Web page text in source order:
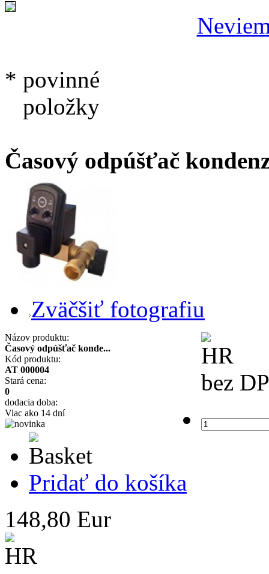
* povinné
položky
Časový odpúšťač
Zväčšiť fotografiu
Názov produktu:
Časový odpúšťač konde...
Kód produktu:
AT 000004
Stará cena:
0
dodacia doba:
Viac ako 14 dní
bez
Pridať do košíka
148,80 Eur